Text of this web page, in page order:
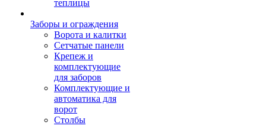
теплицы
Заборы и ограждения
Ворота и калитки
Сетчатые панели
Крепеж и
комплектующие
для заборов
Комплектующие и
автоматика для
ворот
Столбы